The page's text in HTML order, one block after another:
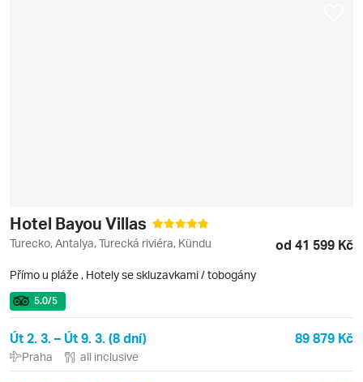
Hotel Bayou Villas
Turecko, Antalya, Turecká riviéra, Kündu od 41 599 Kč
Přímo u pláže , Hotely se skluzavkami / tobogány
5.0/5
Út 2. 3. – Út 9. 3. (8 dní) 89 879 Kč
Praha all inclusive